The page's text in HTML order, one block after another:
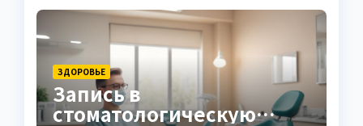
ЗДОРОВЬЕ
Запись в
стоматологическую